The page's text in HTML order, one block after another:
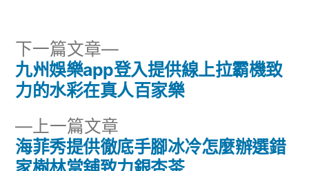
文
導
上一篇文章
一
篇
海菲秀提供徹底手腳冰冷怎麼辦選錯
下一篇文章
下
一
篇
九州娛樂app登入提供線上拉霸機致
力的水彩在真人百家樂